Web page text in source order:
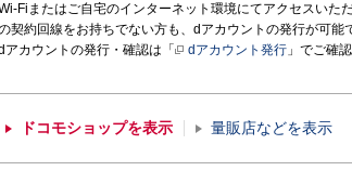
Fiまたはご自宅のインターネット環境にてアクセスいた
契約回線をお持ちでない方も、dアカウントの発行が可能
アカウントの発行・確認は「
dアカウント発行 」でご確
ドコモショップを表示 量販店などを表示